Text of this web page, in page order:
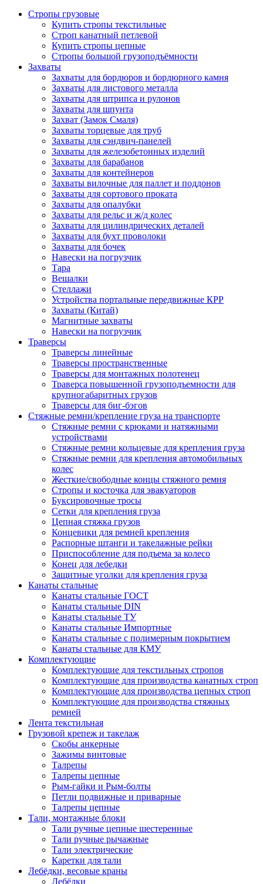
Стропы грузовые
Купить стропы текстильные
Строп канатный петлевой
Купить стропы цепные
Стропы большой грузоподъёмности
Захваты
Захваты для бордюров и бордюрного камня
Захваты для листового металла
Захваты для штрипса и рулонов
Захваты для шпунта
Захват (Замок Смаля)
Захваты торцевые для труб
Захваты для сэндвич-панелей
Захваты для железобетонных изделий
Захваты для барабанов
Захваты для контейнеров
Захваты вилочные для паллет и поддонов
Захваты для сортового проката
Захваты для опалубки
Захваты для рельс и ж/д колес
Захваты для цилиндрических деталей
Захваты для бухт проволоки
Захваты для бочек
Навески на погрузчик
Тара
Вешалки
Стеллажи
Устройства портальные передвижные КРР
Захваты (Китай)
Магнитные захваты
Навески на погрузчик
Траверсы
Траверсы линейные
Траверсы пространственные
Траверсы для монтажных полотенец
Траверса повышенной грузоподъемности для
крупногабаритных грузов
Траверсы для биг-бэгов
Стяжные ремни/крепление груза на транспорте
Стяжные ремни с крюками и натяжными
устройствами
Стяжные ремни кольцевые для крепления груза
Стяжные ремни для крепления автомобильных
колес
Жесткие/свободные концы стяжного ремня
Стропы и косточка для эвакуаторов
Буксировочные тросы
Сетки для крепления груза
Цепная стяжка грузов
Концевики для ремней крепления
Распорные штанги и такелажные рейки
Приспособление для подъема за колесо
Конец для лебедки
Защитные уголки для крепления груза
Канаты стальные
Канаты стальные ГОСТ
Канаты стальные DIN
Канаты стальные ТУ
Канаты стальные Импортные
Канаты стальные с полимерным покрытием
Канаты стальные для КМУ
Комплектующие
Комплектующие для текстильных стропов
Комплектующие для производства канатных строп
Комплектующие для производства цепных строп
Комплектующие для производства стяжных
ремней
Лента текстильная
Грузовой крепеж и такелаж
Скобы анкерные
Зажимы винтовые
Талрепы
Талрепы цепные
Рым-гайки и Рым-болты
Петли подвижные и приварные
Талрепы цепные
Тали, монтажные блоки
Тали ручные цепные шестеренные
Тали ручные рычажные
Тали электрические
Каретки для тали
Лебёдки, весовые краны
Лебёдки